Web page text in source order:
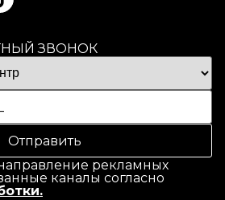
ЗВОНОК
рекламных
каналы согласно